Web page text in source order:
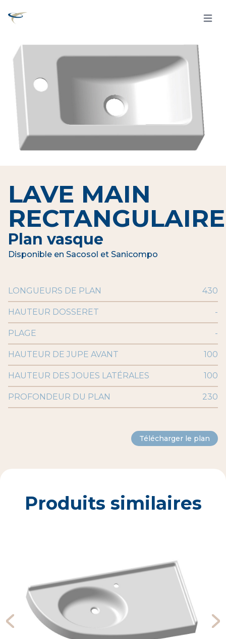
Open
LAVE MAIN
RECTANGULAIRE
Plan vasque
Disponible en Sacosol et Sanicompo
LONGUEURS DE PLAN 430
HAUTEUR DOSSERET -
PLAGE -
HAUTEUR DE JUPE AVANT 100
HAUTEUR DES JOUES LATÉRALES 100
PROFONDEUR DU PLAN 230
Télécharger le plan
Produits similaires